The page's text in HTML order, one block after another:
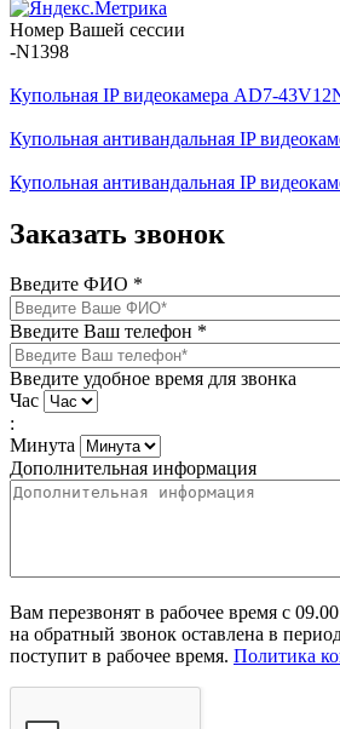
Номер Вашей сессии
-N1398
Купольная IP видеокамера AD7-
Купольная антивандальная IP
Купольная антивандальная IP
Заказать звонок
Введите ФИО *
Введите Ваш телефон *
Введите удобное время для звонка
Час
:
Минута
Дополнительная информация
Вам перезвонят в рабочее время с
на обратный звонок оставлена в
поступит в рабочее время. Политика